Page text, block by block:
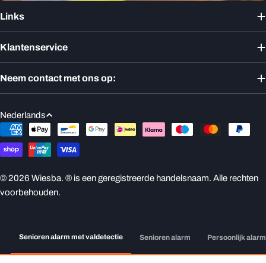
Links
Klantenservice
Neem contact met ons op:
T
a
l
Nederlands
Betaalmethoden
© 2026 Wiesba. ® is een geregistreerde handelsnaam. Alle rechten
voorbehouden.
Senioren alarm met valdetectie Senioren alarm Persoonlijk